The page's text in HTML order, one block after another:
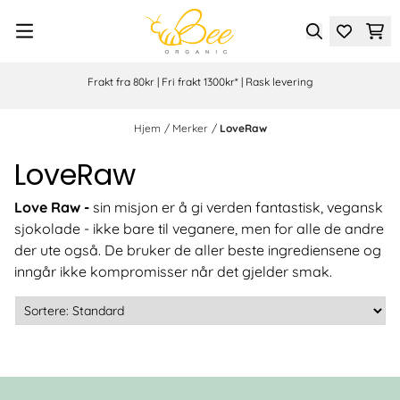
Frakt fra 80kr | Fri frakt 1300kr* | Rask levering
Hjem / Merker / LoveRaw
LoveRaw
Love Raw - sin misjon er å gi verden fantastisk, vegansk
sjokolade - ikke bare til veganere, men for alle de andre
der ute også. De bruker de aller beste ingrediensene og
inngår ikke kompromisser når det gjelder smak.